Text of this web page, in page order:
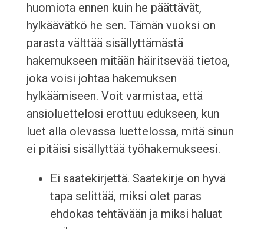
huomiota ennen kuin he päättävät,
hylkäävätkö he sen. Tämän vuoksi on
parasta välttää sisällyttämästä
hakemukseen mitään häiritsevää tietoa,
joka voisi johtaa hakemuksen
hylkäämiseen. Voit varmistaa, että
ansioluettelosi erottuu edukseen, kun
luet alla olevassa luettelossa, mitä sinun
ei pitäisi sisällyttää työhakemukseesi.
Ei saatekirjettä. Saatekirje on hyvä
tapa selittää, miksi olet paras
ehdokas tehtävään ja miksi haluat